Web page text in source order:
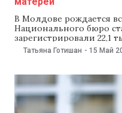
В Молдове рождается
Национального бюро
зарегистрировали 22,1
примерно на 1,5 тыс.
при рождении первого
Татьяна Готишан - 15 Май